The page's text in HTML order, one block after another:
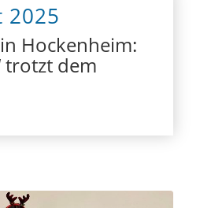
2025
Hockenheim:
trotzt dem